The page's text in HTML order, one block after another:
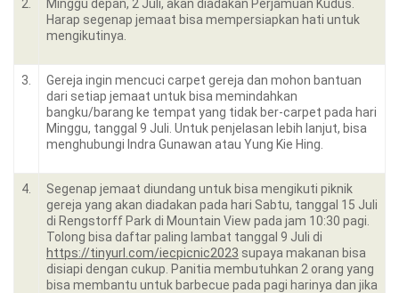
2.
Minggu depan, 2 Juli, akan diadakan Perjamuan Kudus.
Harap segenap jemaat bisa mempersiapkan hati untuk
mengikutinya.
3.
Gereja ingin mencuci carpet gereja dan mohon bantuan
dari setiap jemaat untuk bisa memindahkan
bangku/barang ke tempat yang tidak ber-carpet pada hari
Minggu, tanggal 9 Juli. Untuk penjelasan lebih lanjut, bisa
menghubungi Indra Gunawan atau Yung Kie Hing.
4.
Segenap jemaat diundang untuk bisa mengikuti piknik
gereja yang akan diadakan pada hari Sabtu, tanggal 15 Juli
di Rengstorff Park di Mountain View pada jam 10:30 pagi.
Tolong bisa daftar paling lambat tanggal 9 Juli di
https://tinyurl.com/iecpicnic2023 supaya makanan bisa
disiapi dengan cukup. Panitia membutuhkan 2 orang yang
bisa membantu untuk barbecue pada pagi harinya dan jika